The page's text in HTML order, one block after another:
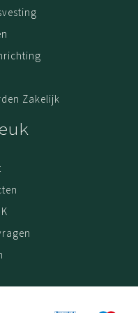
o.a. uit
Zakelijk